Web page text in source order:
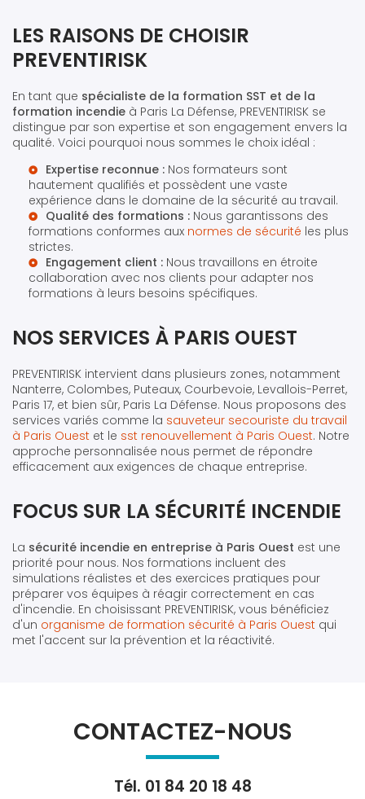
LES RAISONS DE CHOISIR
PREVENTIRISK
En tant que spécialiste de la formation SST et de la
formation incendie à Paris La Défense, PREVENTIRISK se
distingue par son expertise et son engagement envers la
qualité. Voici pourquoi nous sommes le choix idéal :
Expertise reconnue : Nos formateurs sont
hautement qualifiés et possèdent une vaste
expérience dans le domaine de la sécurité au travail.
Qualité des formations : Nous garantissons des
formations conformes aux normes de sécurité les plus
strictes.
Engagement client : Nous travaillons en étroite
collaboration avec nos clients pour adapter nos
formations à leurs besoins spécifiques.
NOS SERVICES À PARIS OUEST
PREVENTIRISK intervient dans plusieurs zones, notamment
Nanterre, Colombes, Puteaux, Courbevoie, Levallois-Perret,
Paris 17, et bien sûr, Paris La Défense. Nous proposons des
services variés comme la sauveteur secouriste du travail
à Paris Ouest et le sst renouvellement à Paris Ouest. Notre
approche personnalisée nous permet de répondre
efficacement aux exigences de chaque entreprise.
FOCUS SUR LA SÉCURITÉ INCENDIE
La sécurité incendie en entreprise à Paris Ouest est une
priorité pour nous. Nos formations incluent des
simulations réalistes et des exercices pratiques pour
préparer vos équipes à réagir correctement en cas
d'incendie. En choisissant PREVENTIRISK, vous bénéficiez
d'un organisme de formation sécurité à Paris Ouest qui
met l'accent sur la prévention et la réactivité.
CONTACTEZ-NOUS
Tél. 01 84 20 18 48